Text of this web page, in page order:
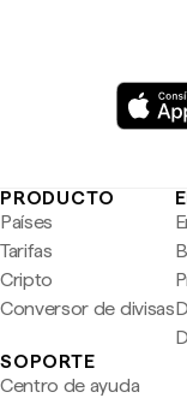
PRODUCTO
Países
Tarifas
Cripto
Conversor de divisas
SOPORTE
Centro de ayuda